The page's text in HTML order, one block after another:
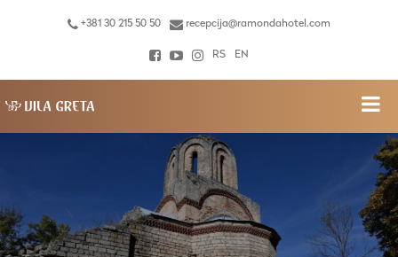
+381 30 215 50 50 recepcija@ramondahotel.com
RS EN